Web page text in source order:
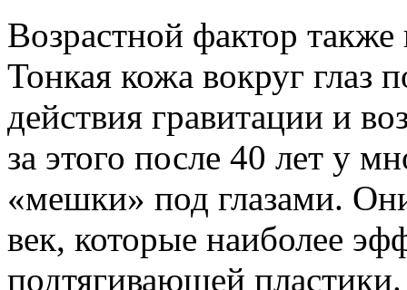
Возрастной фактор также
Тонкая кожа вокруг глаз
действия гравитации и
за этого после 40 лет у
«мешки» под глазами.
век, которые наиболее
подтягивающей пластики.